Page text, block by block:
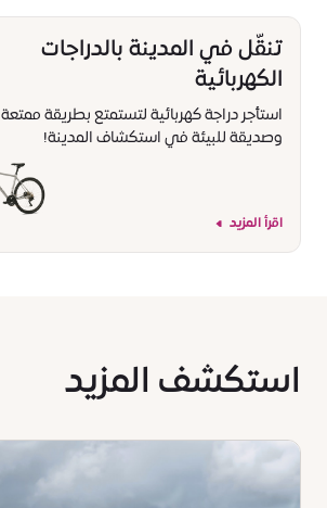
تنقّل في المدينة بالدراجات
الكهربائية
استأجر دراجة كهربائية لتستمتع بطريقة ممتعة
وصديقة للبيئة في استكشاف المدينة!
اقرأ المزيد
استكشف المزيد